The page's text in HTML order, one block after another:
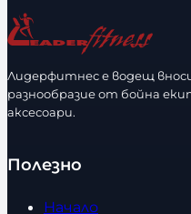
Лидерфитнес е водещ
разнообразие от бойна
аксесоари.
Полезно
Начало